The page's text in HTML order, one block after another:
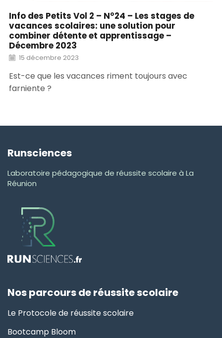
Info des Petits Vol 2 – N°24 – Les stages de
vacances scolaires: une solution pour
combiner détente et apprentissage –
Décembre 2023
15 décembre 2023
Est-ce que les vacances riment toujours avec
farniente ?
Runsciences
Laboratoire pédagogique de réussite scolaire à La
Réunion
Nos parcours de réussite scolaire
Le Protocole de réussite scolaire
Bootcamp Bloom